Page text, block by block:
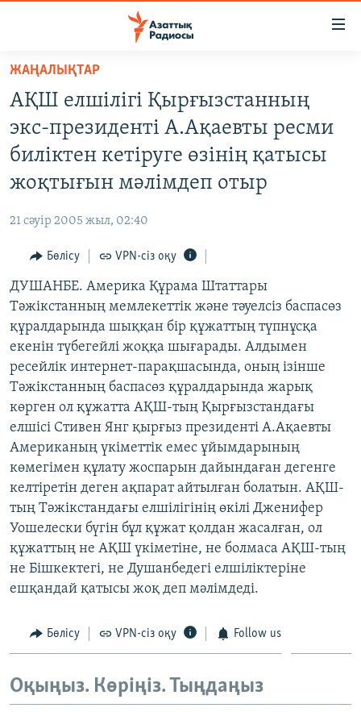
Skip
main
content
Skip
main
Skip
Search
САЯСАТ
AZATTYQTV
ӘЛЕУМЕТ
ӘЛЕМ
АРНАЙЫ ЖОБАЛАР
Русский
ЖАЗЫЛЫҢЫЗ
Басқа тілдерде
ЖАҢАЛЫҚТАР
АҚШ елшілігі Қырғызстанның
экс-президенті А.Ақаевты ресми
биліктен кетіруге өзінің қатысы
жоқтығын мәлімдеп отыр
21 сәуір 2005 жыл, 02:40
Бөлісу VPN-сіз оқу
ДУШАНБЕ. Америка Құрама Штаттары
Тәжікстанның мемлекеттік және тәуелсіз баспасөз
құралдарында шыққан бір құжаттың түпнұсқа
екенін түбегейлі жоққа шығарады. Алдымен
ресейлік интернет-парақшасында, оның ізінше
Тәжікстанның баспасөз құралдарында жарық
көрген ол құжатта АҚШ-тың Қырғызстандағы
елшісі Стивен Янг қырғыз президенті А.Ақаевты
Американың үкіметтік емес ұйымдарының
көмегімен құлату жоспарын дайындаған дегенге
келтіретін деген ақпарат айтылған болатын. АҚШ-
тың Тәжікстандағы елшілігінің өкілі Дженифер
Уошелески бүгін бұл құжат қолдан жасалған, ол
құжаттың не АҚШ үкіметіне, не болмаса АҚШ-тың
не Бішкектегі, не Душанбедегі елшіліктеріне
ешқандай қатысы жоқ деп мәлімдеді.
Бөлісу VPN-сіз оқу Follow us
Оқыңыз. Көріңіз. Тыңдаңыз